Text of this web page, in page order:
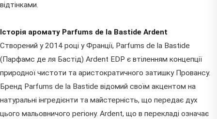
відтінками.
Історія аромату Parfums de la Bastide Ardent
Створений у 2014 році у Франції, Parfums de la Bastide
(Парфамс де ля Бастід) Ardent EDP є втіленням концепції
природної чистоти та аристократичного затишку Провансу.
Бренд Parfums de la Bastide відомий своїм акцентом на
натуральні інгредієнти та майстерність, що передає дух
цього мальовничого регіону. Ardent, що в перекладі означає